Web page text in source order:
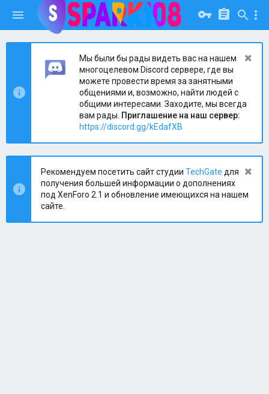
Мы были бы рады видеть вас на нашем
многоцелевом Discord сервере, где вы
можете провести время за занятными
общениями и, возможно, найти людей с
общими интересами. Заходите, мы всегда
вам рады. Приглашение на наш сервер:
https://discord.gg/kEdafXB
Рекомендуем посетить сайт студии TechGate для
получения большей информации о дополнениях
под XenForo 2.1 и обновление имеющихся на нашем
сайте.